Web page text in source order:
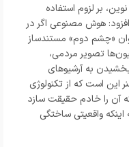
بر لزوم استفاده
افزود: هوش مصنوعی اگر در
«چشم دوم» مستندساز
تصویر مردمی،
به آرشیوهای
این است که از تکنولوژی
آن را خادم حقیقت سازد
اینکه واقعیتی ساختگی